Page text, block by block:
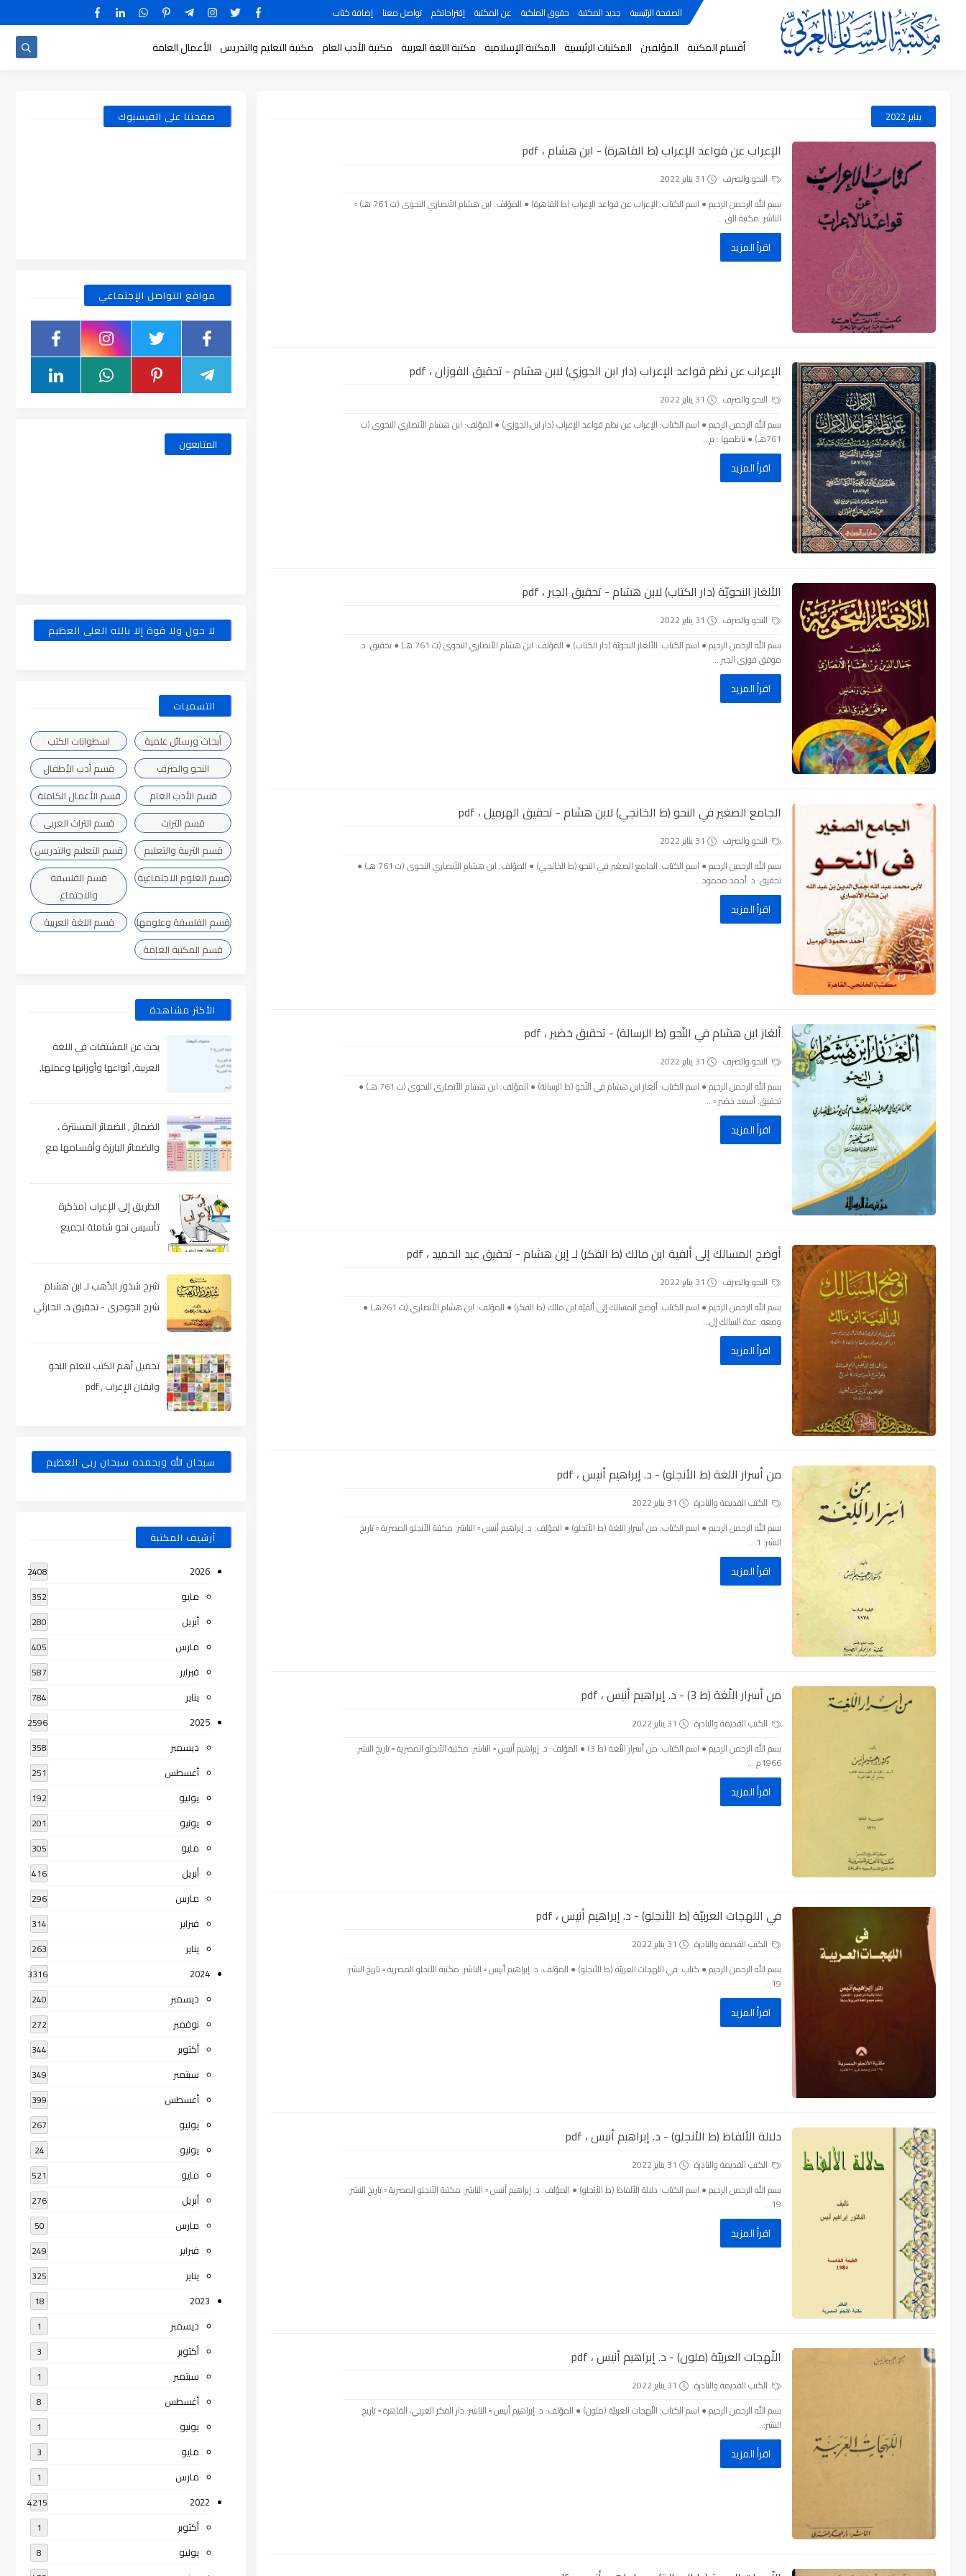
الصفحة الرئيسية جديد المكتبة حقوق الملكية عن المكتبة إقتراحاتكم تواصل معنا إضافة كتاب
أقسام المكتبة المؤلفين المكتبات الرئيسية المكتبة الإسلامية مكتبة اللغة العربية مكتبة الأدب العام مكتبة التعليم والتدريس الأعمال العامة
يناير 2022
الإعراب عن قواعد الإعراب (ط القاهرة) - ابن هشام ، pdf
النحو والصرف
31 يناير 2022
بسم الله الرحمن الرحيم ● اسم الكتاب: الإعراب عن قواعد الإعراب (ط القاهرة) ● المؤلف: ابن هشام الأنصاري النحوى (ت 761 هـ) ▫️
الناشر: مكتبة الق...
اقرأ المزيد
الإعراب عن نظم قواعد الإعراب (دار ابن الجوزي) لابن هشام - تحقيق الفوزان ، pdf
النحو والصرف
31 يناير 2022
بسم الله الرحمن الرحيم ● اسم الكتاب: الإعراب عن نظم قواعد الإعراب (دار ابن الجوزي) ● المؤلف: ابن هشام الأنصاري النحوى (ت
761هـ) ● ناظمها : م...
اقرأ المزيد
الألغاز النحويّة (دار الكتاب) لابن هشام - تحقيق الجبر ، pdf
النحو والصرف
31 يناير 2022
بسم الله الرحمن الرحيم ● اسم الكتاب: الألغاز النحويّة (دار الكتاب) ● المؤلف: ابن هشام الأنصاري النحوى (ت 761 هـ) ● تحقيق: د.
موفق فوزي الجبر...
اقرأ المزيد
الجامع الصغير في النحو (ط الخانجي) لابن هشام - تحقيق الهرميل ، pdf
النحو والصرف
31 يناير 2022
بسم الله الرحمن الرحيم ● اسم الكتاب: الجامع الصغير في النحو (ط الخانجي) ● المؤلف: ابن هشام الأنصاري النحوى (ت 761 هـ) ●
تحقيق: د. أحمد محمود...
اقرأ المزيد
ألغاز ابن هشام في النّحو (ط الرسالة) - تحقيق خضير ، pdf
النحو والصرف
31 يناير 2022
بسم الله الرحمن الرحيم ● اسم الكتاب: ألغاز ابن هشام في النّحو (ط الرسالة) ● المؤلف: ابن هشام الأنصاري النحوى (ت 761 هـ) ●
تحقيق: أسعد خضير ▫...
اقرأ المزيد
أوضح المسالك إلى ألفية ابن مالك (ط الفكر) لـ إبن هشام - تحقيق عبد الحميد ، pdf
النحو والصرف
31 يناير 2022
بسم الله الرحمن الرحيم ● اسم الكتاب: أوضح المسالك إِلى ألفيّة ابن مالك (ط الفكر) ● المؤلف: ابن هشام الأنصاري (ت 761هـ) ●
ومعه: عدة السالك إل...
اقرأ المزيد
من أسرار اللغة (ط الأنجلو) - د. إبراهيم أنيس ، pdf
الكتب القديمة والنادرة
31 يناير 2022
بسم الله الرحمن الرحيم ● اسم الكتاب: من أسرار اللغة (ط الأنجلو) ● المؤلف: د. إبراهيم أنيس ▫️ الناشر: مكتبة الأنجلو المصرية ▫️ تاريخ
النشر: 1...
اقرأ المزيد
من أسرار اللّغة (ط 3) - د. إبراهيم أنيس ، pdf
الكتب القديمة والنادرة
31 يناير 2022
بسم الله الرحمن الرحيم ● اسم الكتاب: من أسرار اللّغة (ط 3) ● المؤلف: د. إبراهيم أنيس ▫️ الناشر: مكتبة الأنجلو المصرية ▫️ تاريخ النشر:
1966م ...
اقرأ المزيد
في اللهجات العربيّة (ط الأنجلو) - د. إبراهيم أنيس ، pdf
الكتب القديمة والنادرة
31 يناير 2022
بسم الله الرحمن الرحيم ● كتاب: في اللهجات العربيّة (ط الأنجلو) ● المؤلف: د. إبراهيم أنيس ▫️ الناشر: مكتبة الأنجلو المصرية ▫️ تاريخ النشر:
19...
اقرأ المزيد
دلالة الألفاظ (ط الأنجلو) - د. إبراهيم أنيس ، pdf
الكتب القديمة والنادرة
31 يناير 2022
بسم الله الرحمن الرحيم ● اسم الكتاب: دلالة الألفاظ (ط الأنجلو) ● المؤلف: د. إبراهيم أنيس ▫️ الناشر: مكتبة الأنجلو المصرية ▫️ تاريخ النشر:
19...
اقرأ المزيد
اللّهجات العربيّة (ملون) - د. إبراهيم أنيس ، pdf
الكتب القديمة والنادرة
31 يناير 2022
بسم الله الرحمن الرحيم ● اسم الكتاب: اللّهجات العربيّة (ملون) ● المؤلف: د. إبراهيم أنيس ▫️ الناشر: دار الفكر العربي، القاهرة ▫️ تاريخ
النشر:...
اقرأ المزيد
صفحتنا على الفيسبوك
مواقع التواصل الإجتماعي
المتابعون
لا حول ولا قوة إلا بالله العلى العظيم
التسميات
أبحاث ورسائل علمية
اسطوانات الكتب
النحو والصرف
قسم أدب الأطفال
قسم الأدب العام
قسم الأعمال الكاملة
قسم التراث
قسم التراث العربى
قسم التربية والتعليم
قسم التعليم والتدريس
قسم العلوم الاجتماعية
قسم الفلسفة
والاجتماع
قسم الفلسفة وعلومها
قسم اللغة العربية
قسم المكتبة العامة
الأكثر مشاهدة
بحث عن المشتقات في اللغة
العربية, أنواعها وأوزانها وعملها,
الضمائر , الضمائر المستترة ،
والضمائر البارزة وأقسامها مع
الطريق إلى الإعراب (مذكرة
تأسيس نحو شاملة لجميع
شرح شذور الذّهب لـ ابن هشام
شرح الجوجرى - تحقيق د. الحارثي
تحميل أهم الكتب لتعلم النحو
واتقان الإعراب , pdf
سبحان الله وبحمده سبحان ربى العظيم
أرشيف المكتبة
2026
2408
مايو 352
أبريل 280
مارس 405
فبراير 587
يناير 784
2025
2596
ديسمبر 358
أغسطس 251
يوليو 192
يونيو 201
مايو 305
أبريل 416
مارس 296
فبراير 314
يناير 263
2024
3316
ديسمبر 240
نوفمبر 272
أكتوبر 344
سبتمبر 349
أغسطس 399
يوليو 267
يونيو 24
مايو 521
أبريل 276
مارس 50
فبراير 249
يناير 325
2023
18
ديسمبر 1
أكتوبر 3
سبتمبر 1
أغسطس 8
يونيو 1
مايو 3
مارس 1
2022
4215
أكتوبر 1
يوليو 8